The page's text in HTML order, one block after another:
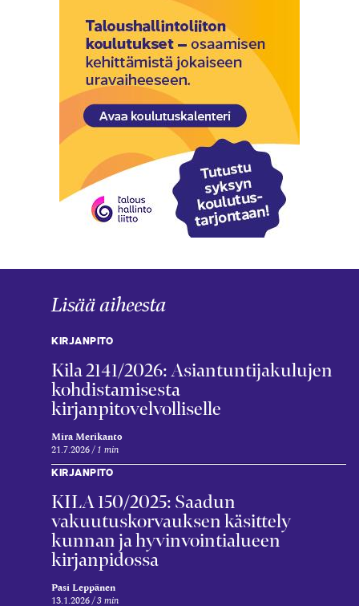
Lisää aiheesta
KIRJANPITO
Kila 2141/2026: Asiantuntijakulujen
kohdistamisesta
kirjanpitovelvolliselle
Mira Merikanto
21.7.2026 1 min
KIRJANPITO
KILA 150/2025: Saadun
vakuutuskorvauksen käsittely
kunnan ja hyvinvointialueen
kirjanpidossa
Pasi Leppänen
13.1.2026 3 min